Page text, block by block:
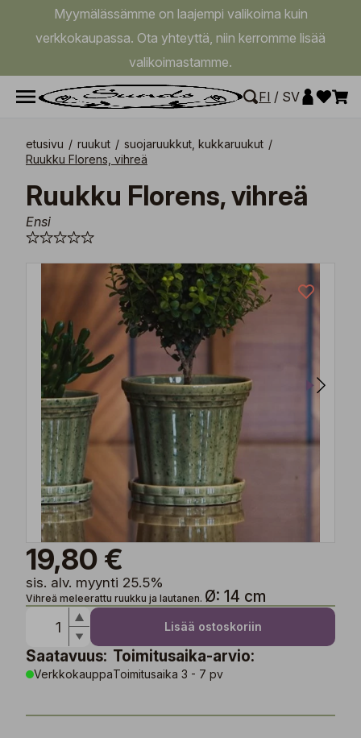
Myymälässämme on laajempi valikoima kuin
verkkokaupassa. Ota yhteyttä, niin kerromme lisää
valikoimastamme.
FI / SV
etusivu / ruukut / suojaruukkut, kukkaruukut /
Ruukku Florens, vihreä
Ruukku Florens, vihreä
Ensi
19,80 €
sis. alv. myynti 25.5%
Vihreä meleerattu ruukku ja lautanen. Ø: 14 cm
Lisää ostoskoriin
Saatavuus:
Verkkokauppa
Toimitusaika-arvio:
Toimitusaika 3 - 7 pv